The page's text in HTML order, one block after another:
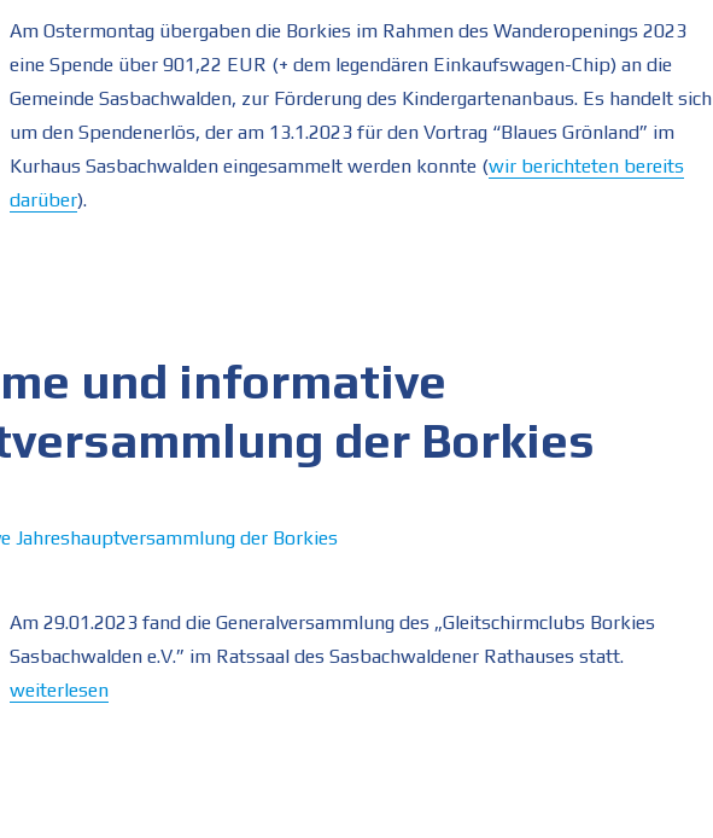
Am Ostermontag übergaben die Borkies im Rahmen des Wanderopenings 2023
eine Spende über 901,22 EUR (+ dem legendären Einkaufswagen-Chip) an die
Gemeinde Sasbachwalden, zur Förderung des Kindergartenanbaus. Es handelt sich
um den Spendenerlös, der am 13.1.2023 für den Vortrag “Blaues Grönland” im
Kurhaus Sasbachwalden eingesammelt werden konnte (wir berichteten bereits
darüber).
und informative
der Borkies
Am 29.01.2023 fand die Generalversammlung des „Gleitschirmclubs Borkies
Sasbachwalden e.V.” im Ratssaal des Sasbachwaldener Rathauses statt.
„Unterhaltsame und informative Jahreshauptversammlung der Borkies“
weiterlesen